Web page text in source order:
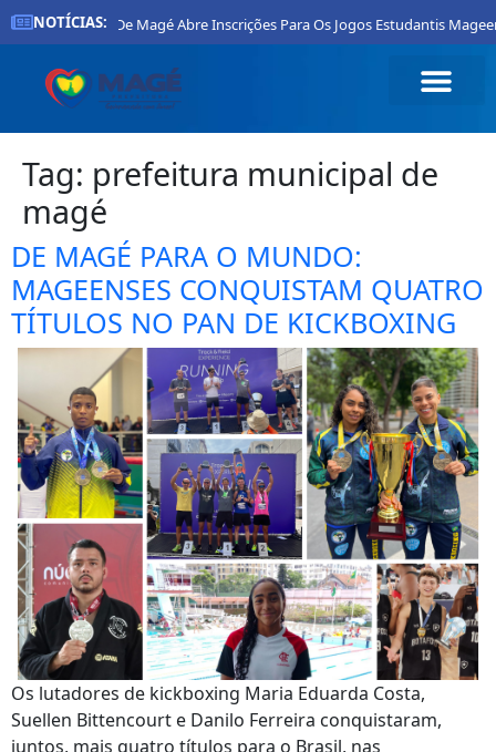
NOTÍCIAS:
Prefeitura De Magé Abre Inscrições Para Os Jogos Estudantis
Tag: prefeitura municipal de
magé
DE MAGÉ PARA O MUNDO:
MAGEENSES CONQUISTAM QUATRO
TÍTULOS NO PAN DE KICKBOXING
Os lutadores de kickboxing Maria Eduarda Costa,
Suellen Bittencourt e Danilo Ferreira conquistaram,
juntos, mais quatro títulos para o Brasil, nas